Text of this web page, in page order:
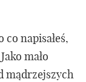
napisałeś,
mało
mądrzejszych